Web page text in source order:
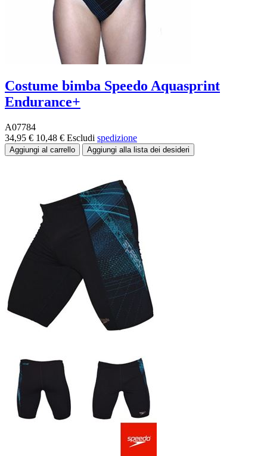
Costume bimba Speedo Aquasprint
Endurance+
A07784
34,95 € 10,48 € Escludi spedizione